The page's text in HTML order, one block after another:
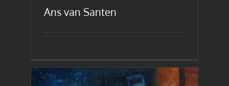
Ans van Santen